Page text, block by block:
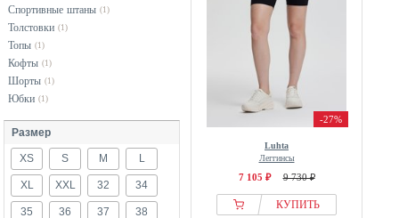
Спортивные штаны (1)
Толстовки (1)
Топы (1)
Кофты (1)
Шорты (1)
Юбки (1)
Размер
XS S M L
XL XXL 32 34
35 36 37 38
-27%
Luhta
Леггинсы
7 105 ₽ 9 730 ₽
КУПИТЬ